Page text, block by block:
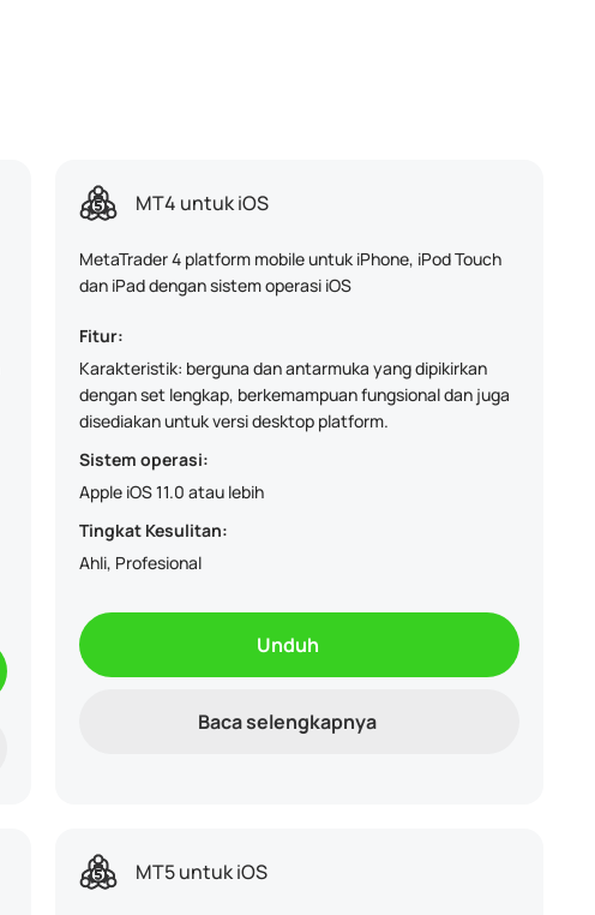
MT4 untuk iOS
MetaTrader 4 platform mobile untuk iPhone, iPod Touch
dan iPad dengan sistem operasi iOS
Fitur:
Karakteristik: berguna dan antarmuka yang dipikirkan
dengan set lengkap, berkemampuan fungsional dan juga
disediakan untuk versi desktop platform.
Sistem operasi:
Apple iOS 11.0 atau lebih
Tingkat Kesulitan:
Ahli, Profesional
Unduh
Baca selengkapnya
MT5 untuk iOS